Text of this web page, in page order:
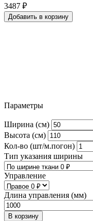
3487 ₽
Добавить в корзину
Параметры
Ширина (см)
Высота (см)
Кол-во (шт/м.погон)
Тип указания ширины
Управление
Длина управления (мм)
В корзину